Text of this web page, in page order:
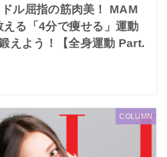
ル屈指の筋肉美！ MAM
る「4分で痩せる」運動
えよう！【全身運動 Part.
COLUMN